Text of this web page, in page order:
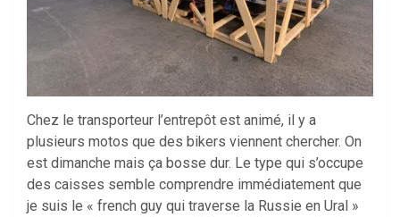
Chez le transporteur l’entrepôt est animé, il y a
plusieurs motos que des bikers viennent chercher. On
est dimanche mais ça bosse dur. Le type qui s’occupe
des caisses semble comprendre immédiatement que
je suis le « french guy qui traverse la Russie en Ural »